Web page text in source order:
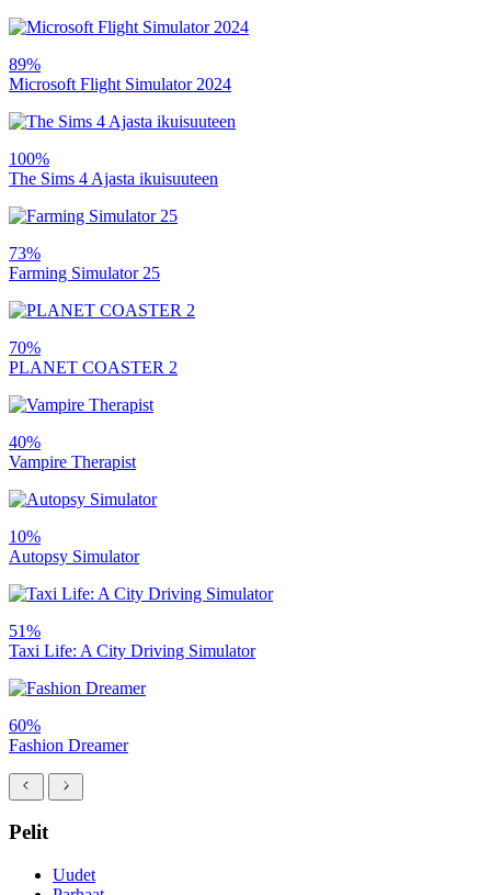
89%
Microsoft Flight Simulator 2024
100%
The Sims 4 Ajasta ikuisuuteen
73%
Farming Simulator 25
70%
PLANET COASTER 2
40%
Vampire Therapist
10%
Autopsy Simulator
51%
Taxi Life: A City Driving Simulator
60%
Fashion Dreamer
Pelit
Uudet